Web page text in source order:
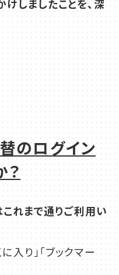
しましたことを、深
のログイン
これまで通りご利用い
入り」「ブックマー